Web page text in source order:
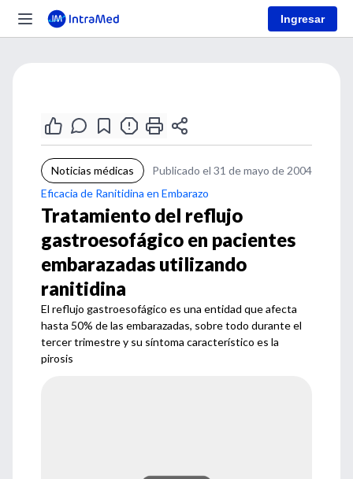
Ingresar
Noticias médicas
Publicado el 31 de mayo de 2004
Eficacia de Ranitidina en Embarazo
Tratamiento del reflujo
gastroesofágico en pacientes
embarazadas utilizando
ranitidina
El reflujo gastroesofágico es una entidad que afecta
hasta 50% de las embarazadas, sobre todo durante el
tercer trimestre y su síntoma característico es la
pirosis